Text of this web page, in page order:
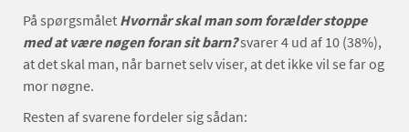
På spørgsmålet Hvornår skal man som forælder stoppe
med at være nøgen foran sit barn?svarer 4 ud af 10 (38%),
at det skal man, når barnet selv viser, at det ikke vil se far og
mor nøgne.
Resten af svarene fordeler sig sådan: